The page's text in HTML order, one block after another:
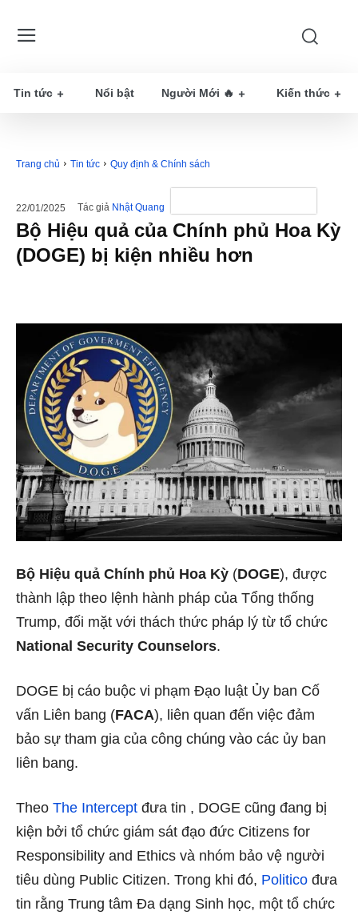
Tin tức Nổi bật Người Mới 🔥 Kiến thức
Trang chủ Tin tức Quy định & Chính sách
22/01/2025 Tác giả Nhật Quang
Bộ Hiệu quả của Chính phủ Hoa Kỳ
(DOGE) bị kiện nhiều hơn
Bộ Hiệu quả Chính phủ Hoa Kỳ (DOGE), được
thành lập theo lệnh hành pháp của Tổng thống
Trump, đối mặt với thách thức pháp lý từ tổ chức
National Security Counselors.
DOGE bị cáo buộc vi phạm Đạo luật Ủy ban Cố
vấn Liên bang (FACA), liên quan đến việc đảm
bảo sự tham gia của công chúng vào các ủy ban
liên bang.
Theo The Intercept đưa tin , DOGE cũng đang bị
kiện bởi tổ chức giám sát đạo đức Citizens for
Responsibility and Ethics và nhóm bảo vệ người
tiêu dùng Public Citizen. Trong khi đó, Politico đưa
tin rằng Trung tâm Đa dạng Sinh học, một tổ chức